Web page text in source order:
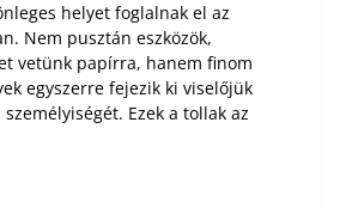
helyet foglalnak el az
Nem pusztán eszközök,
vetünk papírra, hanem finom
egyszerre fejezik ki viselőjük
Ezek a tollak az